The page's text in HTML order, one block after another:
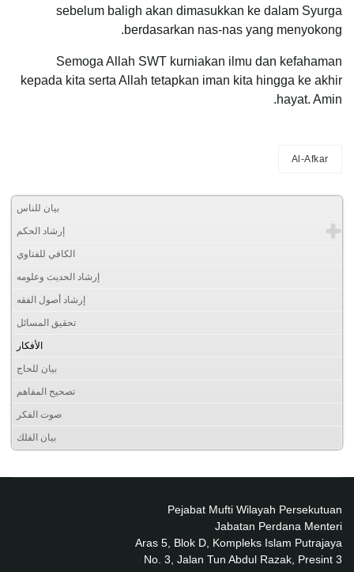
sebelum baligh akan dimasukkan ke dalam Syurga
berdasarkan nas-nas yang menyokong.
Semoga Allah SWT kurniakan ilmu dan kefahaman
kepada kita serta Allah tetapkan iman kita hingga ke akhir
hayat. Amin.
Al-Afkar
بيان للناس
إرشاد الحكم
الكافي للفتاوي
إرشاد الحديث وعلومه
إرشاد أصول الفقه
تحقيق المسائل
الأفكار
بيان للحاج
تصحيح المفاهم
صوت الفكر
بيان الفلك
Pejabat Mufti Wilayah Persekutuan
Jabatan Perdana Menteri
Aras 5, Blok D, Kompleks Islam Putrajaya
No. 3, Jalan Tun Abdul Razak, Presint 3